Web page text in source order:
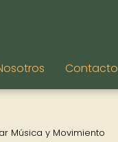
Contacto
Música y Movimiento